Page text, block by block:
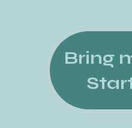
Bring